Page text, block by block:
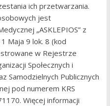
ich przetwarzania.
jest
„ASKLEPIOS” z
Maja 9 lok. 8 (kod
w Rejestrze
Społecznych i
Samodzielnych Publicznych
pod numerem KRS
Więcej informacji